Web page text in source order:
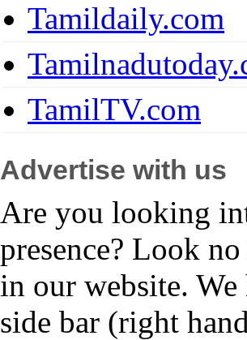
Tamildaily.com
TamilTV.com
Advertise with us
Are you looking
presence? Look
in our website.
side bar (right